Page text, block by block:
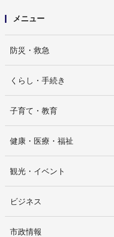
メニュー
防災・救急
くらし・手続き
子育て・教育
健康・医療・福祉
観光・イベント
ビジネス
市政情報